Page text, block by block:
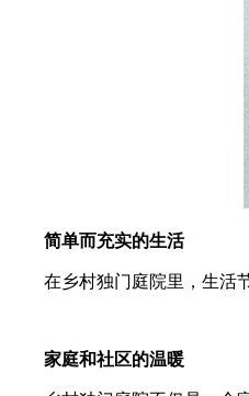
简单而充实的生活
在乡村独门庭院里，生活节
家庭和社区的温暖